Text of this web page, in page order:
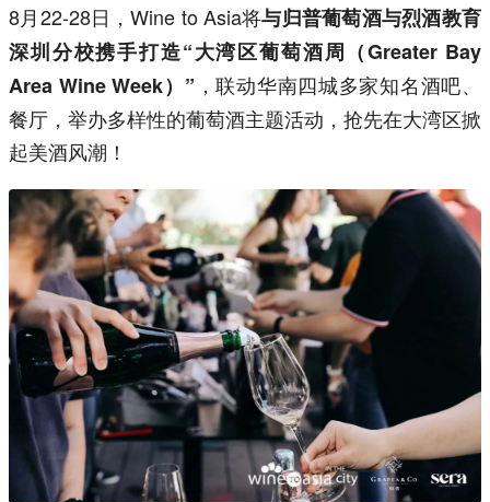
8月22-28日，Wine to Asia将与归普葡萄酒与烈酒教育
深圳分校携手打造“大湾区葡萄酒周（Greater Bay
Area Wine Week）” ，联动华南四城多家知名酒吧、
餐厅，举办多样性的葡萄酒主题活动，抢先在大湾区掀
起美酒风潮！